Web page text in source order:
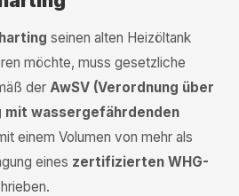
seinen alten Heizöltank
möchte, muss gesetzliche
der AwSV (Verordnung über
mit wassergefährdenden
einem Volumen von mehr als
eines zertifizierten WHG-